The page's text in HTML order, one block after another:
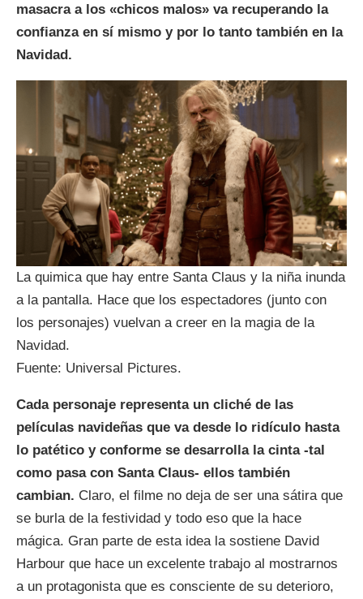
masacra a los «chicos malos» va recuperando la
confianza en sí mismo y por lo tanto también en la
Navidad.
La quimica que hay entre Santa Claus y la niña inunda
a la pantalla. Hace que los espectadores (junto con
los personajes) vuelvan a creer en la magia de la
Navidad.
Fuente: Universal Pictures.
Cada personaje representa un cliché de las
películas navideñas que va desde lo ridículo hasta
lo patético y conforme se desarrolla la cinta -tal
como pasa con Santa Claus- ellos también
cambian. Claro, el filme no deja de ser una sátira que
se burla de la festividad y todo eso que la hace
mágica. Gran parte de esta idea la sostiene David
Harbour que hace un excelente trabajo al mostrarnos
a un protagonista que es consciente de su deterioro,